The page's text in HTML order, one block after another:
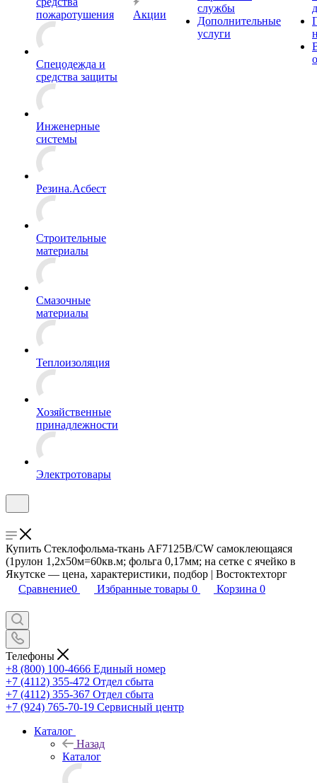
пожаротушения
Спецодежда и
средства защиты
Инженерные
системы
Резина.Асбест
Строительные
материалы
Смазочные
материалы
Теплоизоляция
Хозяйственные
принадлежности
Электротовары
Акции
службы
Дополнительные
услуги
Купить Стеклофольма-ткань AF7125B/CW самоклеющаяся
(1рулон 1,2х50м=60кв.м; фольга 0,17мм; на сетке с ячейко в
Якутске — цена, характеристики, подбор | Востоктехторг
Сравнение0 Избранные товары 0 Корзина 0
Телефоны
+8 (800) 100-4666 Единый номер
+7 (4112) 355-472 Отдел сбыта
+7 (4112) 355-367 Отдел сбыта
+7 (924) 765-70-19 Сервисный центр
Каталог
Назад
Каталог